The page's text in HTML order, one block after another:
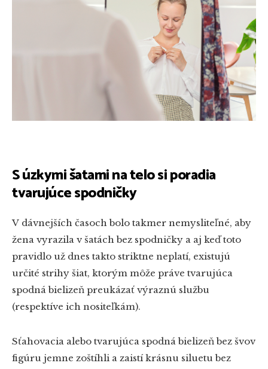
S úzkymi šatami na telo si poradia
tvarujúce spodničky
V dávnejších časoch bolo takmer nemysliteľné, aby
žena vyrazila v šatách bez spodničky a aj keď toto
pravidlo už dnes takto striktne neplatí, existujú
určité strihy šiat, ktorým môže práve tvarujúca
spodná bielizeň preukázať výraznú službu
(respektíve ich nositeľkám).
Sťahovacia alebo tvarujúca spodná bielizeň bez švov
figúru jemne zoštíhli a zaistí krásnu siluetu bez